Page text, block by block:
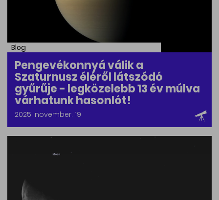
Blog
Pengevékonnyá válik a
Szaturnusz éléről látszódó
gyűrűje - legközelebb 13 év múlva
várhatunk hasonlót!
2025. november. 19